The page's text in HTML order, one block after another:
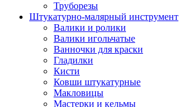
Труборезы
Штукатурно-малярный инструмент
Валики и ролики
Валики игольчатые
Ванночки для краски
Гладилки
Кисти
Ковши штукатурные
Макловицы
Мастерки и кельмы